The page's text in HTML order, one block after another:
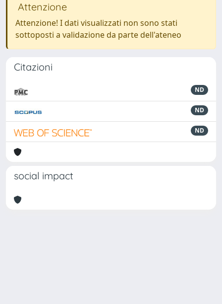
Attenzione
Attenzione! I dati visualizzati non sono stati
sottoposti a validazione da parte dell'ateneo
Citazioni
ND
ND
ND
social impact